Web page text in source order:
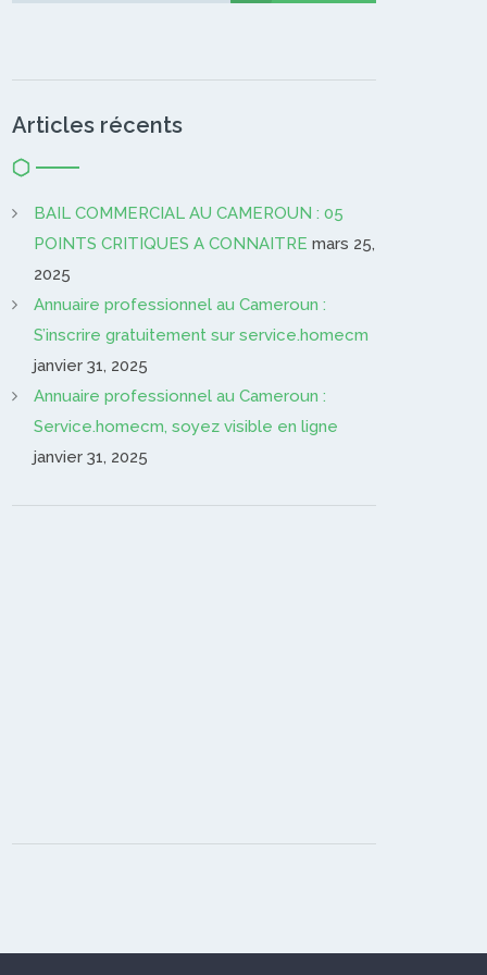
Articles récents
BAIL COMMERCIAL AU CAMEROUN : 05
POINTS CRITIQUES A CONNAITRE mars 25,
2025
Annuaire professionnel au Cameroun :
S’inscrire gratuitement sur service.homecm
janvier 31, 2025
Annuaire professionnel au Cameroun :
Service.homecm, soyez visible en ligne
janvier 31, 2025